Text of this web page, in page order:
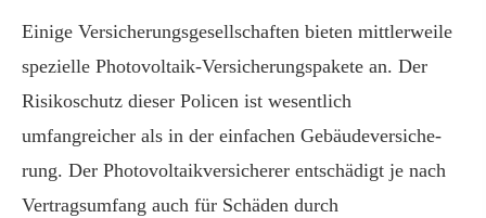
Einige Versicherungsgesellschaften bieten mittlerweile
spezielle Photovoltaik-Versicherungspakete an. Der
Risikoschutz dieser Policen ist wesentlich
umfangreicher als in der einfachen Ge­bäude­ver­si­che­
rung. Der Photovoltaikversicherer entschädigt je nach
Vertragsumfang auch für Schäden durch